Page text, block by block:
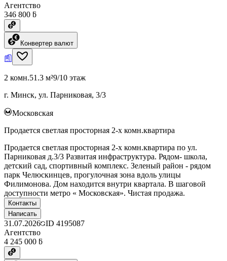
Агентство
346 800 ƃ
Конвертер валют
2 комн.51.3 м²9/10 этаж
г. Минск, ул. Парниковая, 3/3
Московская
Продается светлая просторная 2-х комн.квартира
Продается светлая просторная 2-х комн.квартира по ул.
Парниковая д.3/3 Развитая инфраструктура. Рядом- школа,
детский сад, спортивный комплекс. Зеленый район - рядом
парк Челюскинцев, прогулочная зона вдоль улицы
Филимонова. Дом находится внутри квартала. В шаговой
доступности метро « Московская». Чистая продажа.
Контакты
Написать
31.07.2026 ID 4195087
Агентство
4 245 000 ƃ